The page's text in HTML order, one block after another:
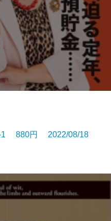
1 880円 2022/08/18